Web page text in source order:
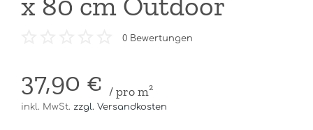
0 Bewertungen
37,90 € / pro m²
inkl. MwSt. zzgl. Versandkosten